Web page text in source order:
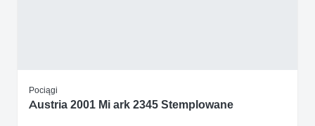
Pociągi
Austria 2001 Mi ark 2345 Stemplowane